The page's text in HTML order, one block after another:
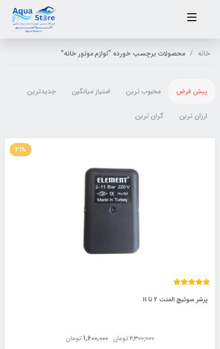
خانه محصولات برچسب خورده “لوازم موتور خانه”
پیش فرض محبوب ترین امتیاز میانگین جدیدترین
ارزان ترین گران ترین
31%
پرشر سوئیچ المنت 2 تا 11
تومان2,300,000 تومان1,600,000